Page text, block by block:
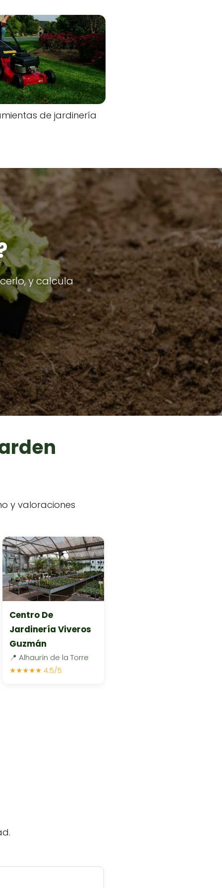
de jardinería
y calcula
y valoraciones
Centro De
Jardinería Viveros
Guzmán
📍 Alhaurín de la Torre
★★★★★ 4.5/5